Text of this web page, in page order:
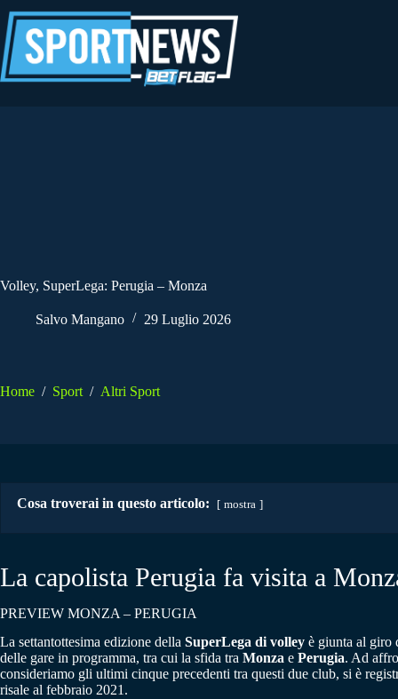
al
contenuto
Volley, SuperLega: Perugia – Monza
Salvo Mangano 29 Luglio 2026
Home / Sport / Altri Sport
Cosa troverai in questo articolo: mostra
La capolista Perugia fa visita a
PREVIEW MONZA – PERUGIA
La settantottesima edizione della SuperLega di volley è giunta al giro
delle gare in programma, tra cui la sfida tra Monza e Perugia. Ad
consideriamo gli ultimi cinque precedenti tra questi due club, si è
risale al febbraio 2021.